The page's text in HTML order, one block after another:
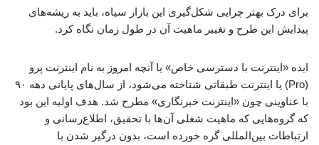
برای درک بهتر چرایی شکل‌گیری این بازار سیاه، باید به ریشه‌های
پیدایش این طرح و تغییر ماهیت آن در طول زمان نگاه کرد.
ایده «اینترنت با دسترسی خاص» یا آنچه امروز به نام اینترنت پرو
(Pro) یا اینترنت طبقاتی شناخته می‌شود، از سال‌های پایانی دهه ۹۰
با عناوینی چون «اینترنت خبرنگاری» مطرح شد. هدف اولیه این بود
که گروه‌هایی که ماهیت شغلی آن‌ها با تحقیق، اطلاع‌رسانی و
ارتباطات بین‌المللی گره خورده است، بدون درگیر شدن با